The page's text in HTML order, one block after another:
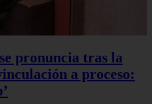
pronuncia tras la
a proceso: